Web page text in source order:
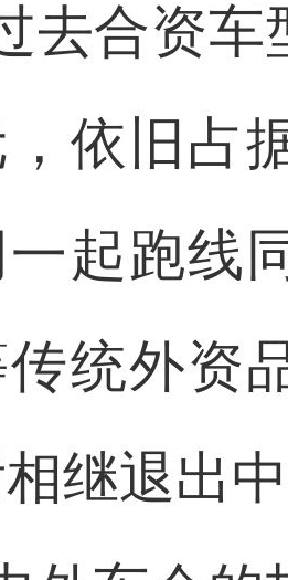
去合资车
依旧占
起跑线
统外资
继退出